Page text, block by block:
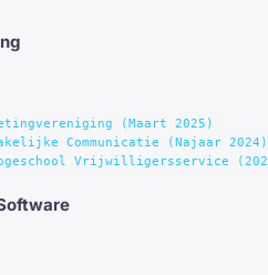
(Maart 2025)
Communicatie (Najaar 2024)